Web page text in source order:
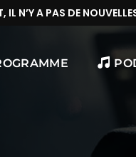
A PAS DE NOUVELLES